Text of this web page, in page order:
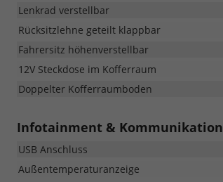
Lenkrad verstellbar
Rücksitzlehne geteilt klappbar
Fahrersitz höhenverstellbar
12V Steckdose im Kofferraum
Doppelter Kofferraumboden
Infotainment & Kommunikation
USB Anschluss
Außentemperaturanzeige